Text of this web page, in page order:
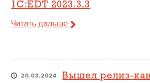
1C:EDT 2023.3.3
Читать дальше
20.03.2024
Вышел релиз-